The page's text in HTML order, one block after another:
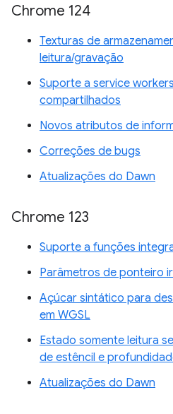
Chrome 124
Texturas de
leitura/gravação
Suporte a service
compartilhados
Novos atributos de
Correções de bugs
Atualizações do Dawn
Chrome 123
Suporte a funções
Parâmetros de ponteiro
Açúcar sintático para
em WGSL
Estado somente leitura
de estêncil e
Atualizações do Dawn